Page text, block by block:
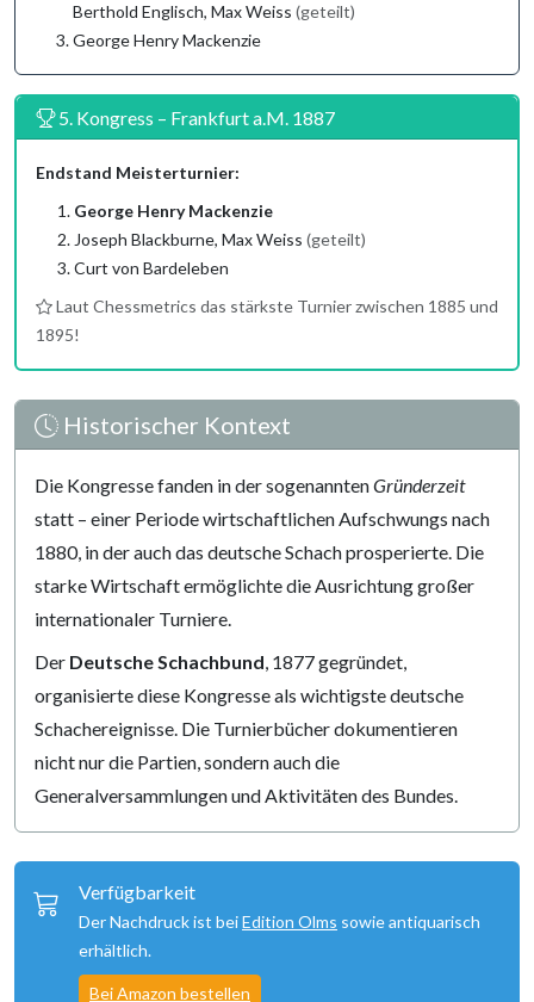
Berthold Englisch, Max Weiss (geteilt)
George Henry Mackenzie
5. Kongress – Frankfurt a.M. 1887
Endstand Meisterturnier:
George Henry Mackenzie
Joseph Blackburne, Max Weiss (geteilt)
Curt von Bardeleben
Laut Chessmetrics das stärkste Turnier zwischen 1885 und
1895!
Historischer Kontext
Die Kongresse fanden in der sogenanntenGründerzeit
statt – einer Periode wirtschaftlichen Aufschwungs nach
1880, in der auch das deutsche Schach prosperierte. Die
starke Wirtschaft ermöglichte die Ausrichtung großer
internationaler Turniere.
Der Deutsche Schachbund, 1877 gegründet,
organisierte diese Kongresse als wichtigste deutsche
Schachereignisse. Die Turnierbücher dokumentieren
nicht nur die Partien, sondern auch die
Generalversammlungen und Aktivitäten des Bundes.
Verfügbarkeit
Der Nachdruck ist beiEdition Olms sowie antiquarisch
erhältlich.
Bei Amazon bestellen